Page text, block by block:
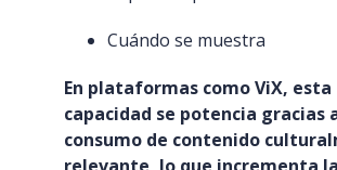
Cuándo se muestra
En plataformas como ViX, esta
capacidad se potencia gracias
consumo de contenido